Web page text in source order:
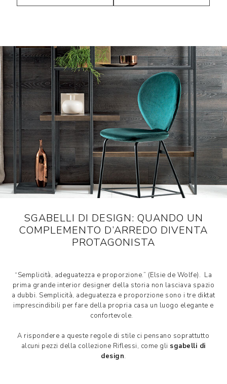
SGABELLI DI DESIGN: QUANDO UN
COMPLEMENTO D’ARREDO DIVENTA
PROTAGONISTA
“Semplicità, adeguatezza e proporzione.” (Elsie de Wolfe). La
prima grande interior designer della storia non lasciava spazio
a dubbi. Semplicità, adeguatezza e proporzione sono i tre diktat
imprescindibili per fare della propria casa un luogo elegante e
confortevole.
A rispondere a queste regole di stile ci pensano soprattutto
alcuni pezzi della collezione Riflessi, come gli sgabelli di
design.